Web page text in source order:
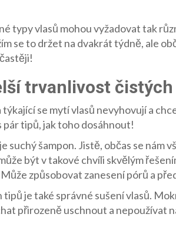
typy vlasů mohou vyžadovat tak
se to držet na dvakrát týdně, ale
trvanlivost čistých
týkající se mytí vlasů nevyhovují a
pár tipů, jak toho dosáhnout!
suchý šampon. Jistě, občas se nám
být v takové chvíli skvělým
způsobovat zanesení pórů a
tipů je také správné sušení vlasů.
přirozeně uschnout a nepoužívat